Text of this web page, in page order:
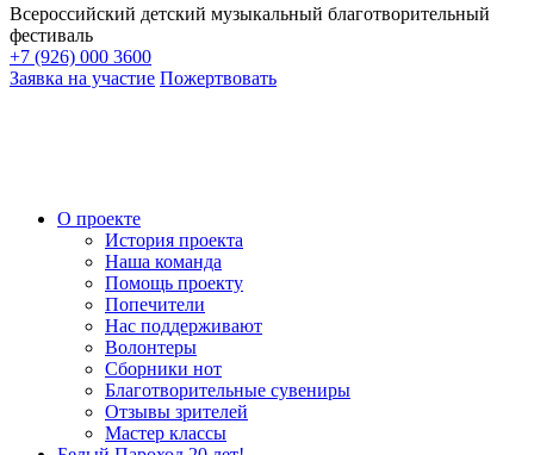
Всероссийский детский музыкальный благотворительный
фестиваль
+7 (926) 000 3600
Заявка на участие Пожертвовать
О проекте
История проекта
Наша команда
Помощь проекту
Попечители
Нас поддерживают
Волонтеры
Сборники нот
Благотворительные сувениры
Отзывы зрителей
Мастер классы